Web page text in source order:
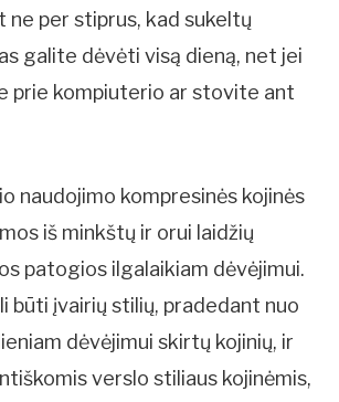
ne per stiprus, kad sukeltų
galite dėvėti visą dieną, net jei
prie kompiuterio ar stovite ant
naudojimo kompresinės kojinės
iš minkštų ir orui laidžių
patogios ilgalaikiam dėvėjimui.
būti įvairių stilių, pradedant nuo
dėvėjimui skirtų kojinių, ir
verslo stiliaus kojinėmis,